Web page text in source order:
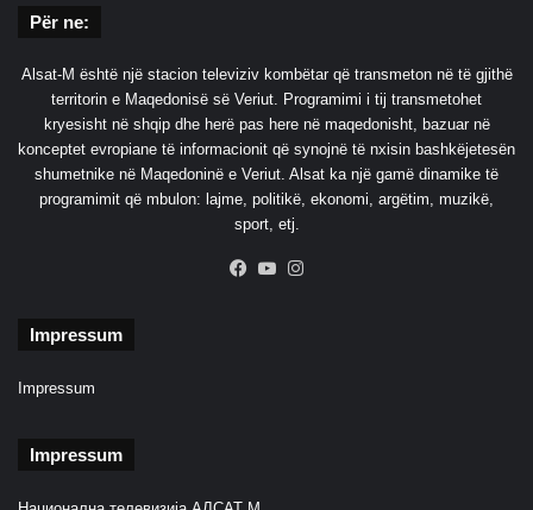
Për ne:
Alsat-M është një stacion televiziv kombëtar që transmeton në të gjithë
territorin e Maqedonisë së Veriut. Programimi i tij transmetohet
kryesisht në shqip dhe herë pas here në maqedonisht, bazuar në
konceptet evropiane të informacionit që synojnë të nxisin bashkëjetesën
shumetnike në Maqedoninë e Veriut. Alsat ka një gamë dinamike të
programimit që mbulon: lajme, politikë, ekonomi, argëtim, muzikë,
sport, etj.
Facebook
YouTube
Impressum
Impressum
Impressum